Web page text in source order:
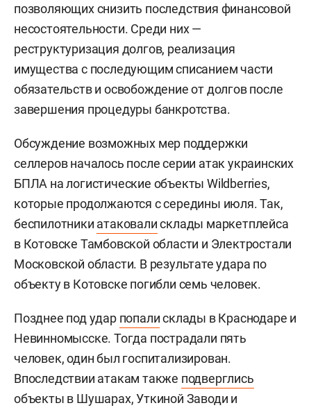
позволяющих снизить последствия финансовой
несостоятельности. Среди них —
реструктуризация долгов, реализация
имущества с последующим списанием части
обязательств и освобождение от долгов после
завершения процедуры банкротства.
Обсуждение возможных мер поддержки
селлеров началось после серии атак украинских
БПЛА на логистические объекты Wildberries,
которые продолжаются с середины июля. Так,
беспилотники атаковалисклады маркетплейса
в Котовске Тамбовской области и Электростали
Московской области. В результате удара по
объекту в Котовске погибли семь человек.
Позднее под удар попалисклады в Краснодаре и
Невинномысске. Тогда пострадали пять
человек, один был госпитализирован.
Впоследствии атакам также подверглись
объекты в Шушарах, Уткиной Заводи и